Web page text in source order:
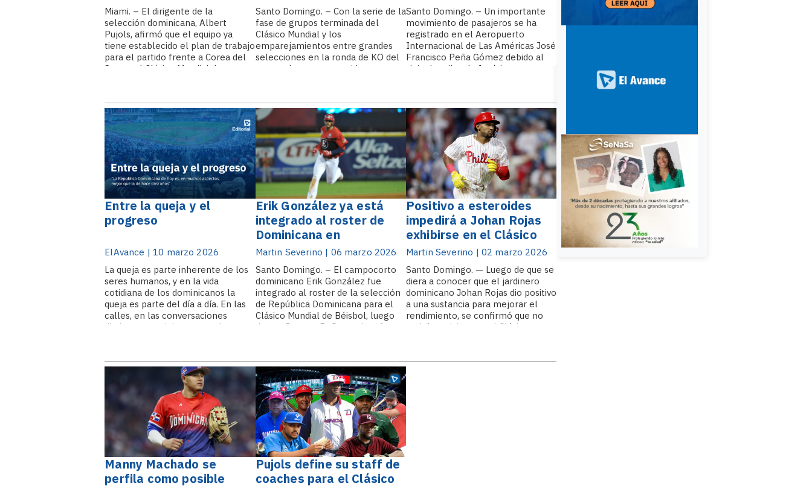
Miami. – El dirigente de la
selección dominicana, Albert
Pujols, afirmó que el equipo ya
tiene establecido el plan de trabajo
para el partido frente a Corea del
Sur en el Clásico Mundial de
el encargado de abrir el encuentro.
El capataz del.
Santo Domingo. – Con la serie de la
fase de grupos terminada del
Clásico Mundial y los
emparejamientos entre grandes
selecciones en la ronda de KO del
torneo, los cuatro partidos que
de los más.
Santo Domingo. – Un importante
movimiento de pasajeros se ha
registrado en el Aeropuerto
Internacional de Las Américas José
Francisco Peña Gómez debido al
viaje de miles de fanáticos
Mundial de Béisbol 2026. Datos
preliminares obtenidos por.
Entre la queja y el
progreso
ElAvance | 10 marzo 2026
La queja es parte inherente de los
seres humanos, y en la vida
cotidiana de los dominicanos la
queja es parte del día a día. En las
calles, en las conversaciones
diarias y especialmente en las
Erik González ya está
integrado al roster de
Dominicana en
sustitución de Jeremy
Peña
Martin Severino | 06 marzo 2026
Santo Domingo. – El campocorto
dominicano Erik González fue
integrado al roster de la selección
de República Dominicana para el
Clásico Mundial de Béisbol, luego
de que Jeremy Peña quedara fuera
lesionado el pasado miércoles.
Positivo a esteroides
impedirá a Johan Rojas
exhibirse en el Clásico
Mundial
Martin Severino | 02 marzo 2026
Santo Domingo. — Luego de que se
diera a conocer que el jardinero
dominicano Johan Rojas dio positivo
a una sustancia para mejorar el
rendimiento, se confirmó que no
podrá participar en el Clásico
ideal.
Manny Machado se
perfila como posible
Pujols define su staff de
coaches para el Clásico